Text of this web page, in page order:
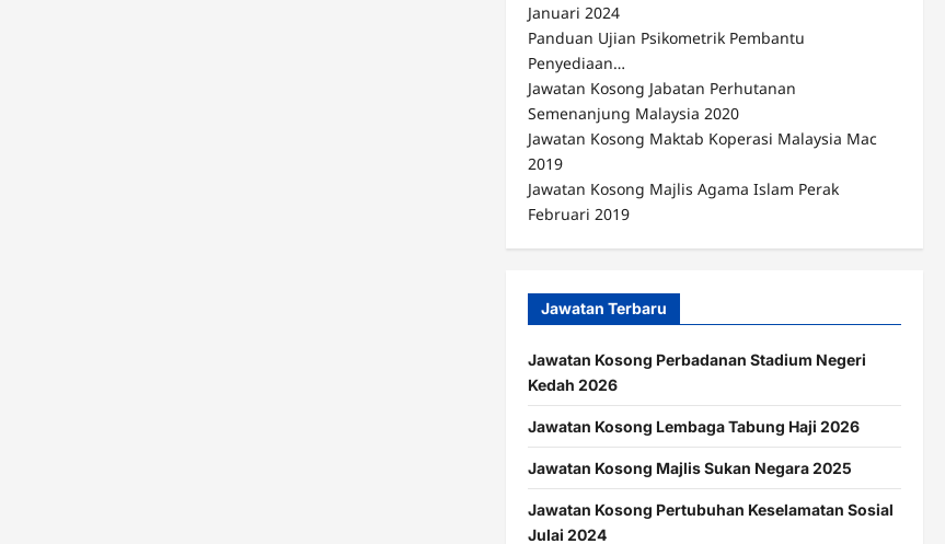
Januari 2024
Panduan Ujian Psikometrik Pembantu
Penyediaan…
Jawatan Kosong Jabatan Perhutanan
Semenanjung Malaysia 2020
Jawatan Kosong Maktab Koperasi Malaysia Mac
2019
Jawatan Kosong Majlis Agama Islam Perak
Februari 2019
Jawatan Terbaru
Jawatan Kosong Perbadanan Stadium Negeri
Kedah 2026
Jawatan Kosong Lembaga Tabung Haji 2026
Jawatan Kosong Majlis Sukan Negara 2025
Jawatan Kosong Pertubuhan Keselamatan Sosial
Julai 2024